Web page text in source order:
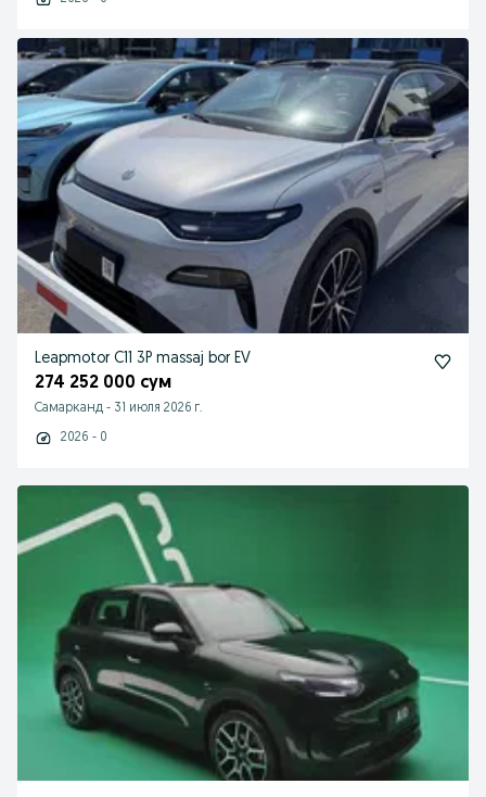
Leapmotor C11 3P massaj bor EV
274 252 000 сум
Самарканд - 31 июля 2026 г.
2026 - 0